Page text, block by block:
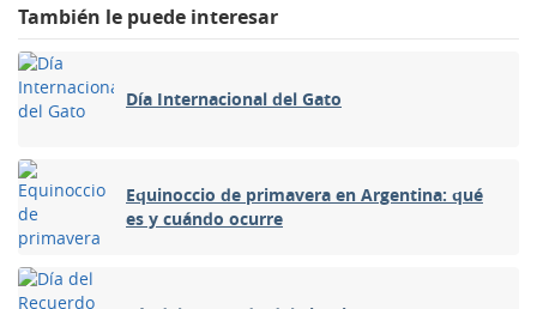
También le puede interesar
Día Internacional del Gato
Equinoccio de primavera en Argentina: qué
es y cuándo ocurre